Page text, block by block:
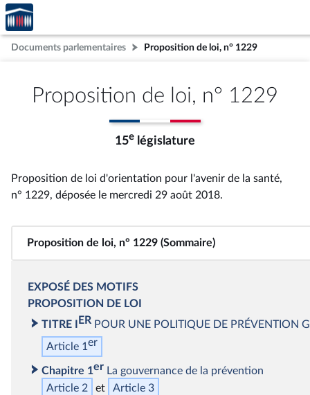
Aller au contenu
Aller en bas de la page
Accèder
à la
page
d'accueil
Documents parlementaires Proposition de loi, n° 1229
Proposition de loi, n° 1229
15e législature
Proposition de loi d'orientation pour l'avenir de la santé,
n° 1229, déposée le mercredi 29 août 2018.
Proposition de loi, n° 1229 (Sommaire)
EXPOSÉ DES MOTIFS
PROPOSITION DE LOI
TITRE I
ER POUR UNE POLITIQUE DE PRÉVENTION
Article 1 er
Chapitre 1er La gouvernance de la prévention
Article 2
Article 3